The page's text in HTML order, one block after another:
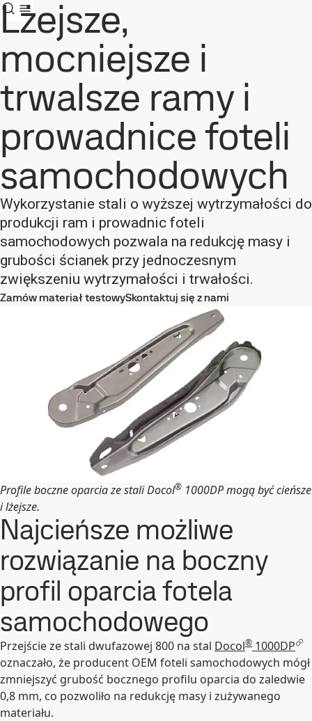
Lżejsze,
mocniejsze i
trwalsze ramy i
prowadnice foteli
samochodowych
Wykorzystanie stali o wyższej wytrzymałości do
produkcji ram i prowadnic foteli
samochodowych pozwala na redukcję masy i
grubości ścianek przy jednoczesnym
zwiększeniu wytrzymałości i trwałości.
Zamów materiał testowySkontaktuj się z nami
Profile boczne oparcia ze stali Docol® 1000DP mogą być cieńsze
i lżejsze.
Najcieńsze możliwe
rozwiązanie na boczny
profil oparcia fotela
samochodowego
Przejście ze stali dwufazowej 800 na stal Docol® 1000DP
oznaczało, że producent OEM foteli samochodowych mógł
zmniejszyć grubość bocznego profilu oparcia do zaledwie
0,8 mm, co pozwoliło na redukcję masy i zużywanego
materiału.